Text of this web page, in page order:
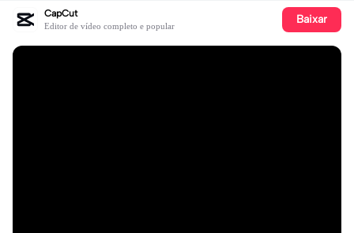
CapCut
Editor de vídeo completo e popular Baixar